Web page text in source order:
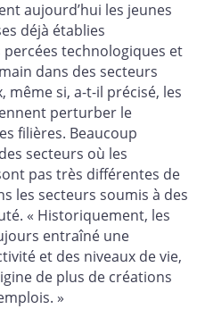
aujourd’hui les jeunes
déjà établies
technologiques et
dans des secteurs
si, a-t-il précisé, les
perturber le
filières. Beaucoup
secteurs où les
pas très différentes de
les secteurs soumis à des
« Historiquement, les
entraîné une
et des niveaux de vie,
de plus de créations
»